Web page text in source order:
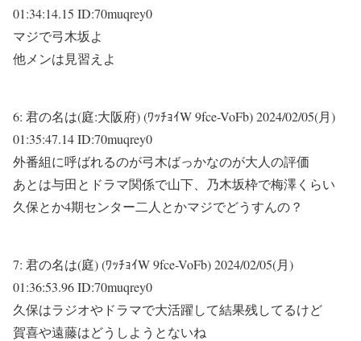
01:34:14.15 ID:70muqrey0
マジで弓木坂よ
他メンは見習えよ
6: 君の名は(庭:大阪府) (ﾜｯﾁｮｲW 9fce-VoFb)2024/02/05(月)
01:35:47.14 ID:70muqrey0
外番組に呼ばれるのが弓木ばっかなのが大人の評価
あとは与田とドラマ関係で山下、乃木坂枠で梅澤くらい
久保とか4期センター二人とかマジでどうすんの？
7: 君の名は(庭) (ﾜｯﾁｮｲW 9fce-VoFb)2024/02/05(月)
01:36:53.96 ID:70muqrey0
久保はラジオやドラマで大活躍して結果残してるけど
賀喜や遠藤はどうしようとないね